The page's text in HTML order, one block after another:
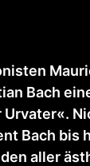
Bach
Bach bis
aller